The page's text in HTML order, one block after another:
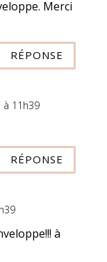
Merci
RÉPONSE
à 11h39
RÉPONSE
à